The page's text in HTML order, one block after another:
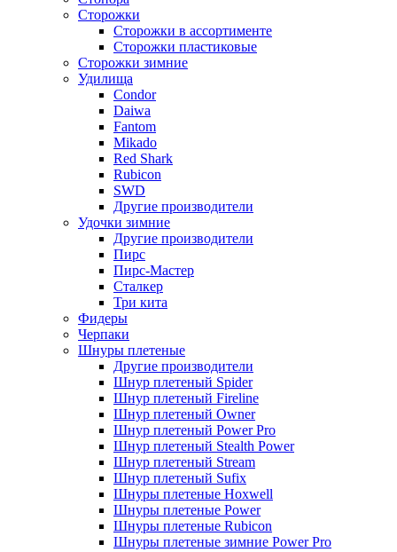
Сторожки
Сторожки в ассортименте
Сторожки пластиковые
Сторожки зимние
Удилища
Condor
Daiwa
Fantom
Mikado
Red Shark
Rubicon
SWD
Другие производители
Удочки зимние
Другие производители
Пирс
Пирс-Мастер
Сталкер
Три кита
Фидеры
Черпаки
Шнуры плетеные
Другие производители
Шнур плетеный Spider
Шнур плетеный Fireline
Шнур плетеный Owner
Шнур плетеный Power Pro
Шнур плетеный Stealth Power
Шнур плетеный Stream
Шнур плетеный Sufix
Шнуры плетеные Hoxwell
Шнуры плетеные Power
Шнуры плетеные Rubicon
Шнуры плетеные зимние Power Pro